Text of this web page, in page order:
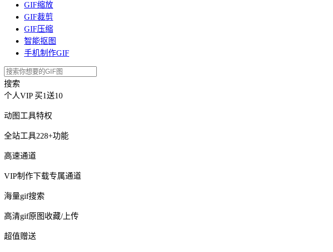
GIF缩放
GIF裁剪
GIF压缩
智能抠图
手机制作GIF
搜索
个人VIP 买1送10
动图工具特权
全站工具228+功能
高速通道
VIP制作下载专属通道
海量gif搜索
高清gif原图收藏/上传
超值赠送